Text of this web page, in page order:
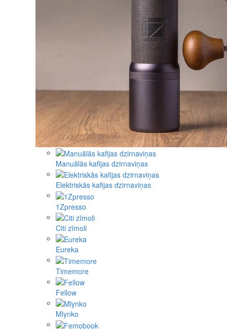
Manuālās kafijas dzirnaviņas
Elektriskās kafijas dzirnaviņas
1Zpresso
Citi zīmoli
Eureka
Timemore
Fellow
Mlynko